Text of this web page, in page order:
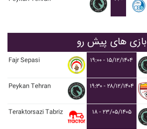
بازی های پیش رو
Fajr Sepasi ۱۹:۰۰ - ۱۵/۱۲/۱۴۰۴
Peykan Tehran ۱۹:۳۰ - ۲۸/۱۲/۱۴۰۴
Teraktorsazi Tabriz ۱۸ - ۲۳/۰۵/۱۴۰۵